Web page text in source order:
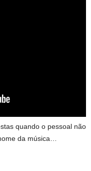
quando o pessoal não
da música…